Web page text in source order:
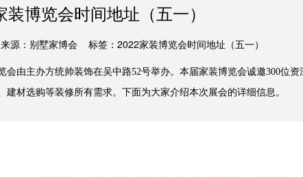
装博览会时间地址（五一）
：别墅家博会 标签：2022家装博览会时间地址（五一）
会由主办方统帅装饰在吴中路52号举办。本届家装博览会诚邀300位资
建材选购等装修所有需求。下面为大家介绍本次展会的详细信息。